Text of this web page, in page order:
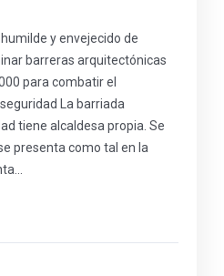
humilde y envejecido de
barreras arquitectónicas
para combatir el
La barriada
tiene alcaldesa propia. Se
presenta como tal en la